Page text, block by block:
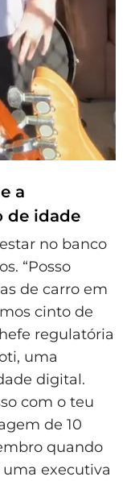
a
de idade
no banco
“Posso
de carro em
cinto de
regulatória
uma
digital.
com o teu
de 10
quando
uma executiva